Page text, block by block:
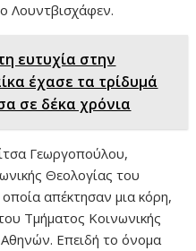
Λουντβισχάφεν.
ευτυχία στην
έχασε τα τρίδυμά
σε δέκα χρόνια
Γεωργοπούλου,
Θεολογίας του
απέκτησαν μια κόρη,
Τμήματος Κοινωνικής
Επειδή το όνομα